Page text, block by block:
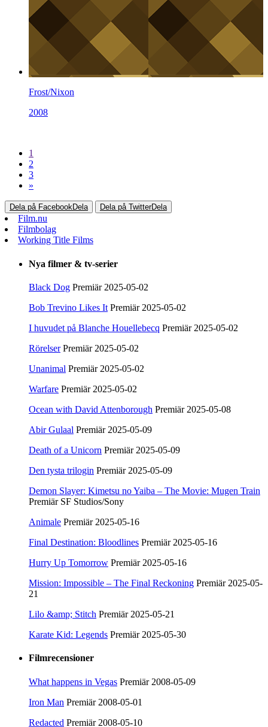
Frost/Nixon
2008
1
2
3
»
Dela på FacebookDela Dela på TwitterDela
Film.nu
Filmbolag
Working Title Films
Nya filmer & tv-serier
Black Dog Premiär 2025-05-02
Bob Trevino Likes It Premiär 2025-05-02
I huvudet på Blanche Houellebecq Premiär 2025-05-02
Rörelser Premiär 2025-05-02
Unanimal Premiär 2025-05-02
Warfare Premiär 2025-05-02
Ocean with David Attenborough Premiär 2025-05-08
Abir Gulaal Premiär 2025-05-09
Death of a Unicorn Premiär 2025-05-09
Den tysta trilogin Premiär 2025-05-09
Demon Slayer: Kimetsu no Yaiba – The Movie: Mugen Train
Premiär SF Studios/Sony
Animale Premiär 2025-05-16
Final Destination: Bloodlines Premiär 2025-05-16
Hurry Up Tomorrow Premiär 2025-05-16
Mission: Impossible – The Final Reckoning Premiär 2025-05-
21
Lilo &amp; Stitch Premiär 2025-05-21
Karate Kid: Legends Premiär 2025-05-30
Filmrecensioner
What happens in Vegas Premiär 2008-05-09
Iron Man Premiär 2008-05-01
Redacted Premiär 2008-05-10